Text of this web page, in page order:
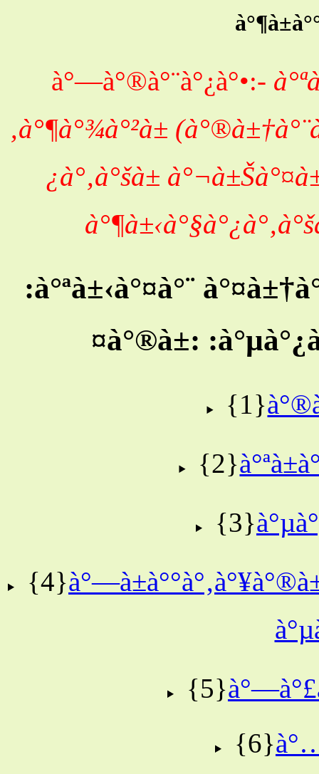
à°—à°®à°¨à°¿à°•:-
‚à°¶à°¾à°²à±
¿à°‚à°šà±
:à°ªà±‹à°¤à°¨
¤à°®à±:
{1}
{2}
{3}
{4}
{5}
{6}